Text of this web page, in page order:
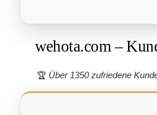
wehota.com –
🏆 Über 1350 zufriedene